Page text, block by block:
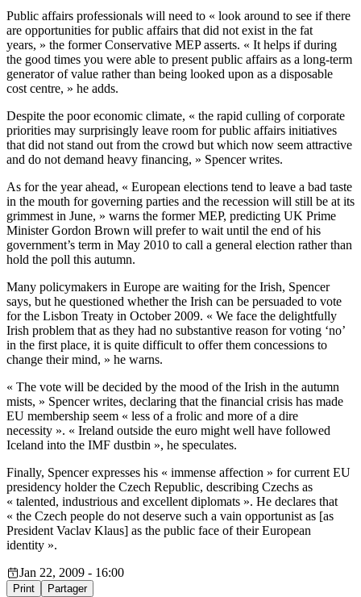
Public affairs professionals will need to « look around to see if there
are opportunities for public affairs that did not exist in the fat
years, » the former Conservative MEP asserts. « It helps if during
the good times you were able to present public affairs as a long-term
generator of value rather than being looked upon as a disposable
cost centre, » he adds.
Despite the poor economic climate, « the rapid culling of corporate
priorities may surprisingly leave room for public affairs initiatives
that did not stand out from the crowd but which now seem attractive
and do not demand heavy financing, » Spencer writes.
As for the year ahead, « European elections tend to leave a bad taste
in the mouth for governing parties and the recession will still be at its
grimmest in June, » warns the former MEP, predicting UK Prime
Minister Gordon Brown will prefer to wait until the end of his
government’s term in May 2010 to call a general election rather than
hold the poll this autumn.
Many policymakers in Europe are waiting for the Irish, Spencer
says, but he questioned whether the Irish can be persuaded to vote
for the Lisbon Treaty in October 2009. « We face the delightfully
Irish problem that as they had no substantive reason for voting ‘no’
in the first place, it is quite difficult to offer them concessions to
change their mind, » he warns.
« The vote will be decided by the mood of the Irish in the autumn
mists, » Spencer writes, declaring that the financial crisis has made
EU membership seem « less of a frolic and more of a dire
necessity ». « Ireland outside the euro might well have followed
Iceland into the IMF dustbin », he speculates.
Finally, Spencer expresses his « immense affection » for current EU
presidency holder the Czech Republic, describing Czechs as
« talented, industrious and excellent diplomats ». He declares that
« the Czech people do not deserve such a vain opportunist as [as
President Vaclav Klaus] as the public face of their European
identity ».
Jan 22, 2009 - 16:00
Print Partager